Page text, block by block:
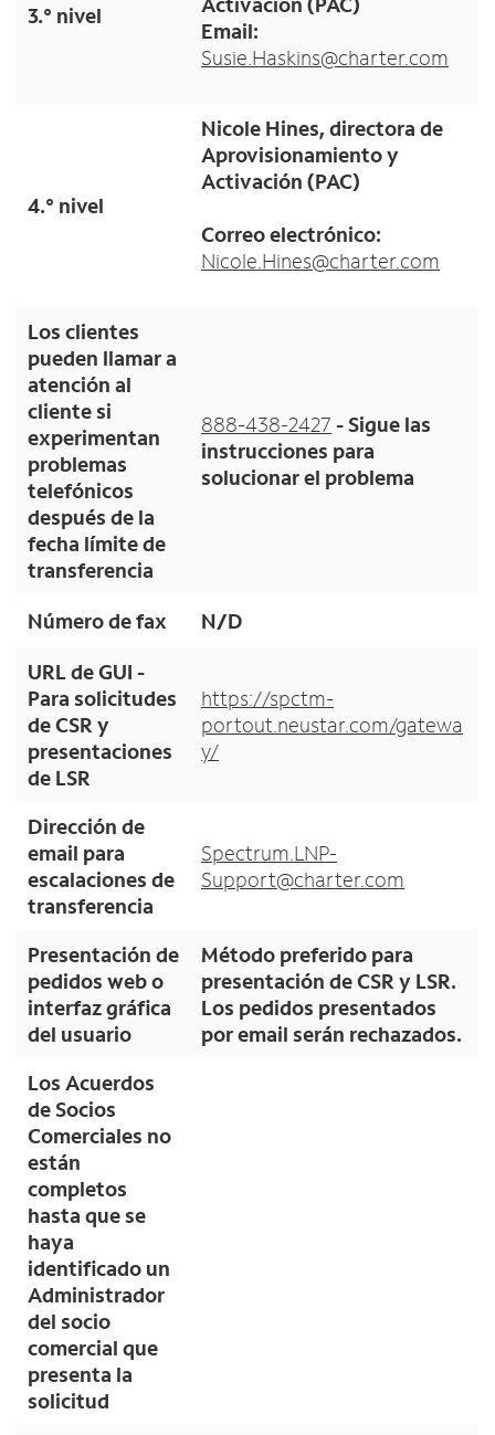
3.° nivel
Email:
Susie.Haskins@charter.com
4.° nivel
Nicole Hines, directora de
Aprovisionamiento y
Activación (PAC)
Correo electrónico:
Nicole.Hines@charter.com
Los clientes
pueden llamar a
atención al
cliente si
experimentan
problemas
telefónicos
después de la
fecha límite de
transferencia
888-438-2427 - Sigue las
instrucciones para
solucionar el problema
Número de fax
N/D
URL de GUI -
Para solicitudes
de CSR y
presentaciones
de LSR
https://spctm-
portout.neustar.com/gatewa
y/
Dirección de
email para
escalaciones de
transferencia
Spectrum.LNP-
Support@charter.com
Presentación de
pedidos web o
interfaz gráfica
del usuario
Método preferido para
presentación de CSR y LSR.
Los pedidos presentados
por email serán rechazados.
Los Acuerdos
de Socios
Comerciales no
están
completos
hasta que se
haya
identificado un
Administrador
del socio
comercial que
presenta la
solicitud